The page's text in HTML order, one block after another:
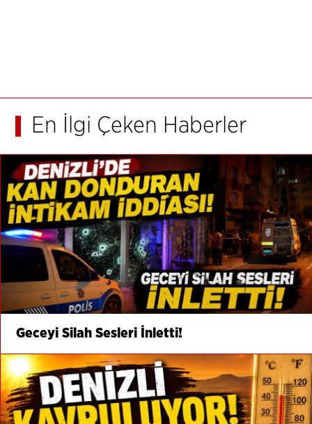
En İlgi Çeken Haberler
Geceyi Silah Sesleri İnletti!